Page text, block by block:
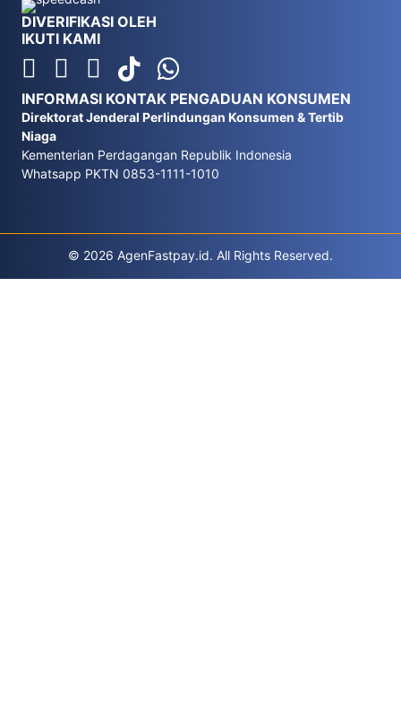
DIVERIFIKASI OLEH
IKUTI KAMI
INFORMASI KONTAK PENGADUAN KONSUMEN
Direktorat Jenderal Perlindungan Konsumen & Tertib
Niaga
Kementerian Perdagangan Republik Indonesia
Whatsapp PKTN 0853-1111-1010
© 2026 AgenFastpay.id. All Rights Reserved.